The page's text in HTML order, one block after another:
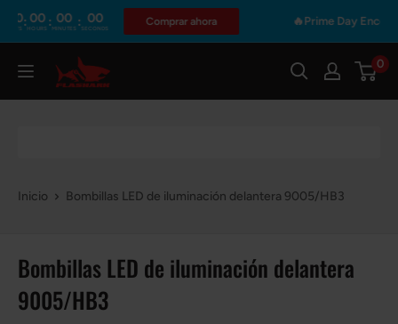
contenido
00
HOURS : 00
MINUTES: 00
SECONDS
Comprar ahora 🔥Prime Day Encore |
Flashark 0
Inicio Bombillas LED de iluminación delantera 9005/HB3
Bombillas LED de iluminación delantera
9005/HB3